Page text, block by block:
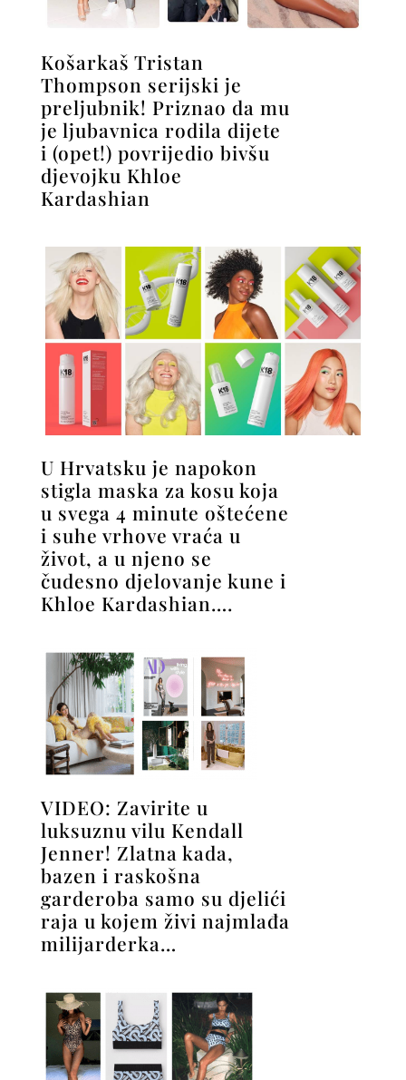
Košarkaš Tristan
Thompson serijski je
preljubnik! Priznao da mu
je ljubavnica rodila dijete
i (opet!) povrijedio bivšu
djevojku Khloe
Kardashian
U Hrvatsku je napokon
stigla maska za kosu koja
u svega 4 minute oštećene
i suhe vrhove vraća u
život, a u njeno se
čudesno djelovanje kune i
Khloe Kardashian….
VIDEO: Zavirite u
luksuznu vilu Kendall
Jenner! Zlatna kada,
bazen i raskošna
garderoba samo su djelići
raja u kojem živi najmlađa
milijarderka…